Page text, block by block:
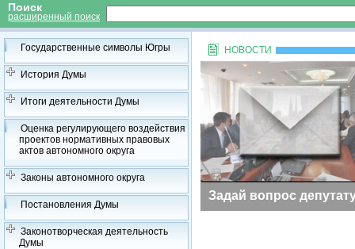
Поиск
расширенный поиск
Государственные символы Югры
История Думы
Итоги деятельности Думы
Оценка регулирующего воздействия
проектов нормативных правовых
актов автономного округа
Законы автономного округа
Постановления Думы
Законотворческая деятельность
Думы
НОВОСТИ
Заседания Думы Задай вопрос